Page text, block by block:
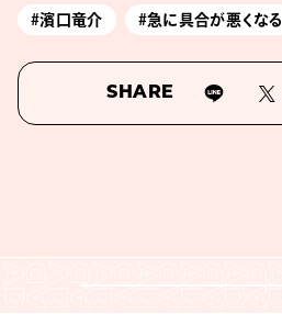
#濱口竜介 #急に具合が悪くなる
SHARE